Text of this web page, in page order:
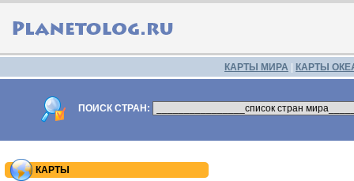
КАРТЫ МИРА КАРТЫ
ПОИСК СТРАН:
КАРТЫ